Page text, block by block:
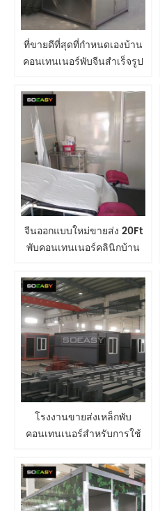
ที่ขายดีที่สุดที่กำหนดเองบ้าน
คอนเทนเนอร์พับจีนสำเร็จรูป
Security บูธ
จีนออกแบบใหม่ขายส่ง 20Ft
พับคอนเทนเนอร์คลินิกบ้าน
โรงงานขายส่งเหล็กพับ
คอนเทนเนอร์สำหรับการใช้
พา